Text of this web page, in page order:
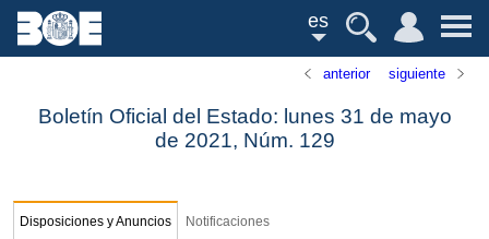
es
anterior siguiente
Boletín Oficial del Estado: lunes 31 de mayo
de 2021, Núm. 129
Disposiciones y Anuncios Notificaciones